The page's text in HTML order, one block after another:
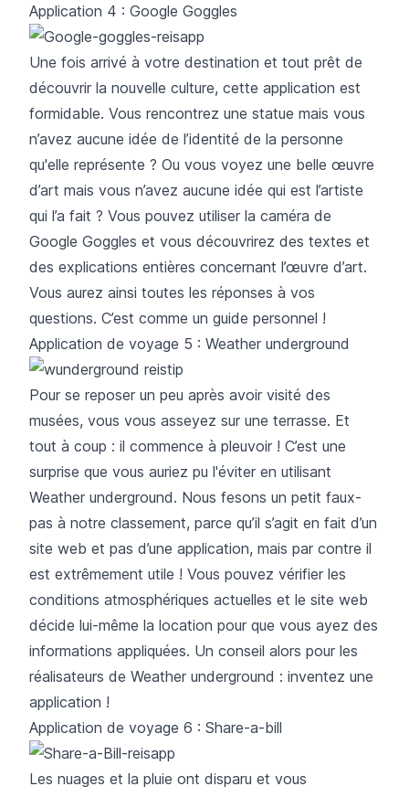
Application 4 : Google Goggles
Une fois arrivé à votre destination et tout prêt de
découvrir la nouvelle culture, cette application est
formidable. Vous rencontrez une statue mais vous
n’avez aucune idée de l’identité de la personne
qu'elle représente ? Ou vous voyez une belle œuvre
d’art mais vous n’avez aucune idée qui est l’artiste
qui l’a fait ? Vous pouvez utiliser la caméra de
Google Goggles et vous découvrirez des textes et
des explications entières concernant l’œuvre d’art.
Vous aurez ainsi toutes les réponses à vos
questions. C’est comme un guide personnel !
Application de voyage 5 : Weather underground
Pour se reposer un peu après avoir visité des
musées, vous vous asseyez sur une terrasse. Et
tout à coup : il commence à pleuvoir ! C’est une
surprise que vous auriez pu l'éviter en utilisant
Weather underground. Nous fesons un petit faux-
pas à notre classement, parce qu’il s’agit en fait d’un
site web et pas d’une application, mais par contre il
est extrêmement utile ! Vous pouvez vérifier les
conditions atmosphériques actuelles et le site web
décide lui-même la location pour que vous ayez des
informations appliquées. Un conseil alors pour les
réalisateurs de Weather underground : inventez une
application !
Application de voyage 6 : Share-a-bill
Les nuages et la pluie ont disparu et vous